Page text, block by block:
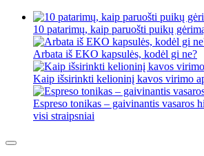
10 patarimų, kaip paruošti puikų
Arbata iš EKO kapsulės, kodėl gi ne?
Kaip išsirinkti kelioninį kavos virimo
Espreso tonikas – gaivinantis vasaros
visi straipsniai